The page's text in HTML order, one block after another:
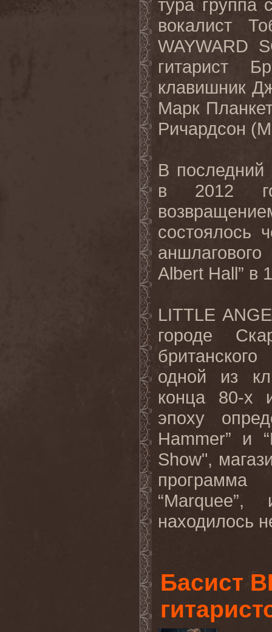
тура группа
вокалист
WAYWARD
гитарист
клавишник
Марк
Ричардсон
В последний
в 2012
состоялось
Albert Hall” в
LITTLE
городе
одной из
конца 80-х
эпоху
Hammer” и
Show",
программа
находилось
Басист